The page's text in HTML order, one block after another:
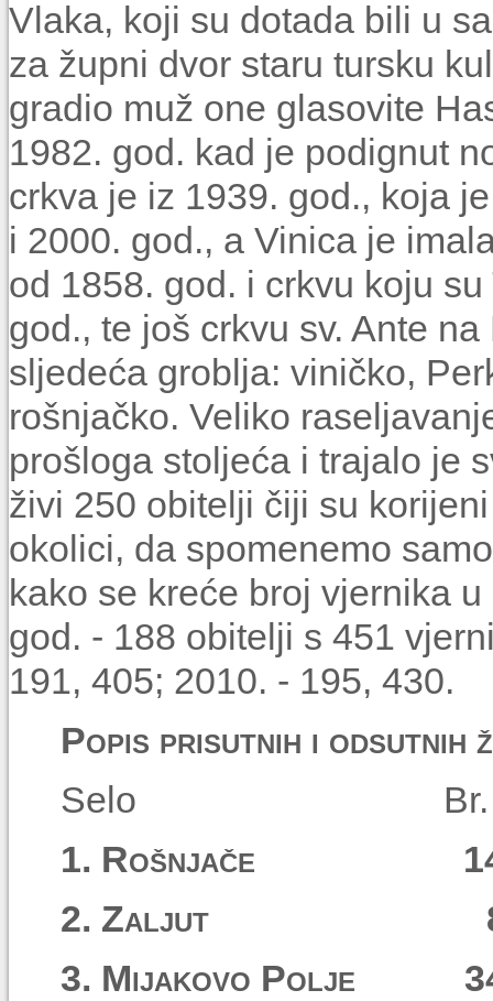
Vlaka, koji su dotada bili u
za župni dvor staru tursku
gradio muž one glasovite
1982. god. kad je podignut
crkva je iz 1939. god., koja
i 2000. god., a Vinica je
od 1858. god. i crkvu koju
god., te još crkvu sv. Ante
sljedeća groblja: viničko,
rošnjačko. Veliko
prošloga stoljeća i trajalo je
živi 250 obitelji čiji su
okolici, da spomenemo
kako se kreće broj vjernika
god. - 188 obitelji s 451
191, 405; 2010. - 195, 430.
Popis prisutnih i odsutnih
Selo Br.
1. Rošnjače
2. Zaljut
3. Mijakovo Polje